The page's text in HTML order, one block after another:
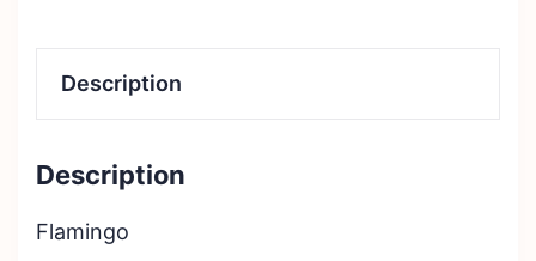
Description
Description
Flamingo